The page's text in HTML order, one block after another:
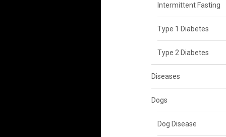
Intermittent Fasting
Type 1 Diabetes
Type 2 Diabetes
Diseases
Dogs
Dog Disease